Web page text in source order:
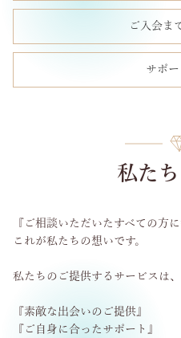
ご入会ま
サポ
私た
『ご相談いただいたすべての方
これが私たちの想いです。
私たちのご提供するサービスは、
『素敵な出会いのご提供』
『ご自身に合ったサポート』